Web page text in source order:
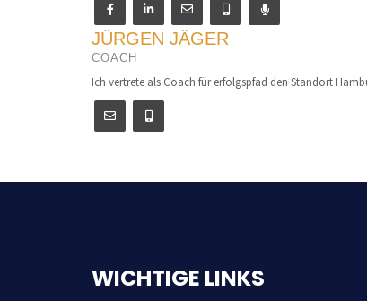
JÜRGEN JÄGER
COACH
Ich vertrete als Coach für erfolgspfad den Standort
WICHTIGE LINKS